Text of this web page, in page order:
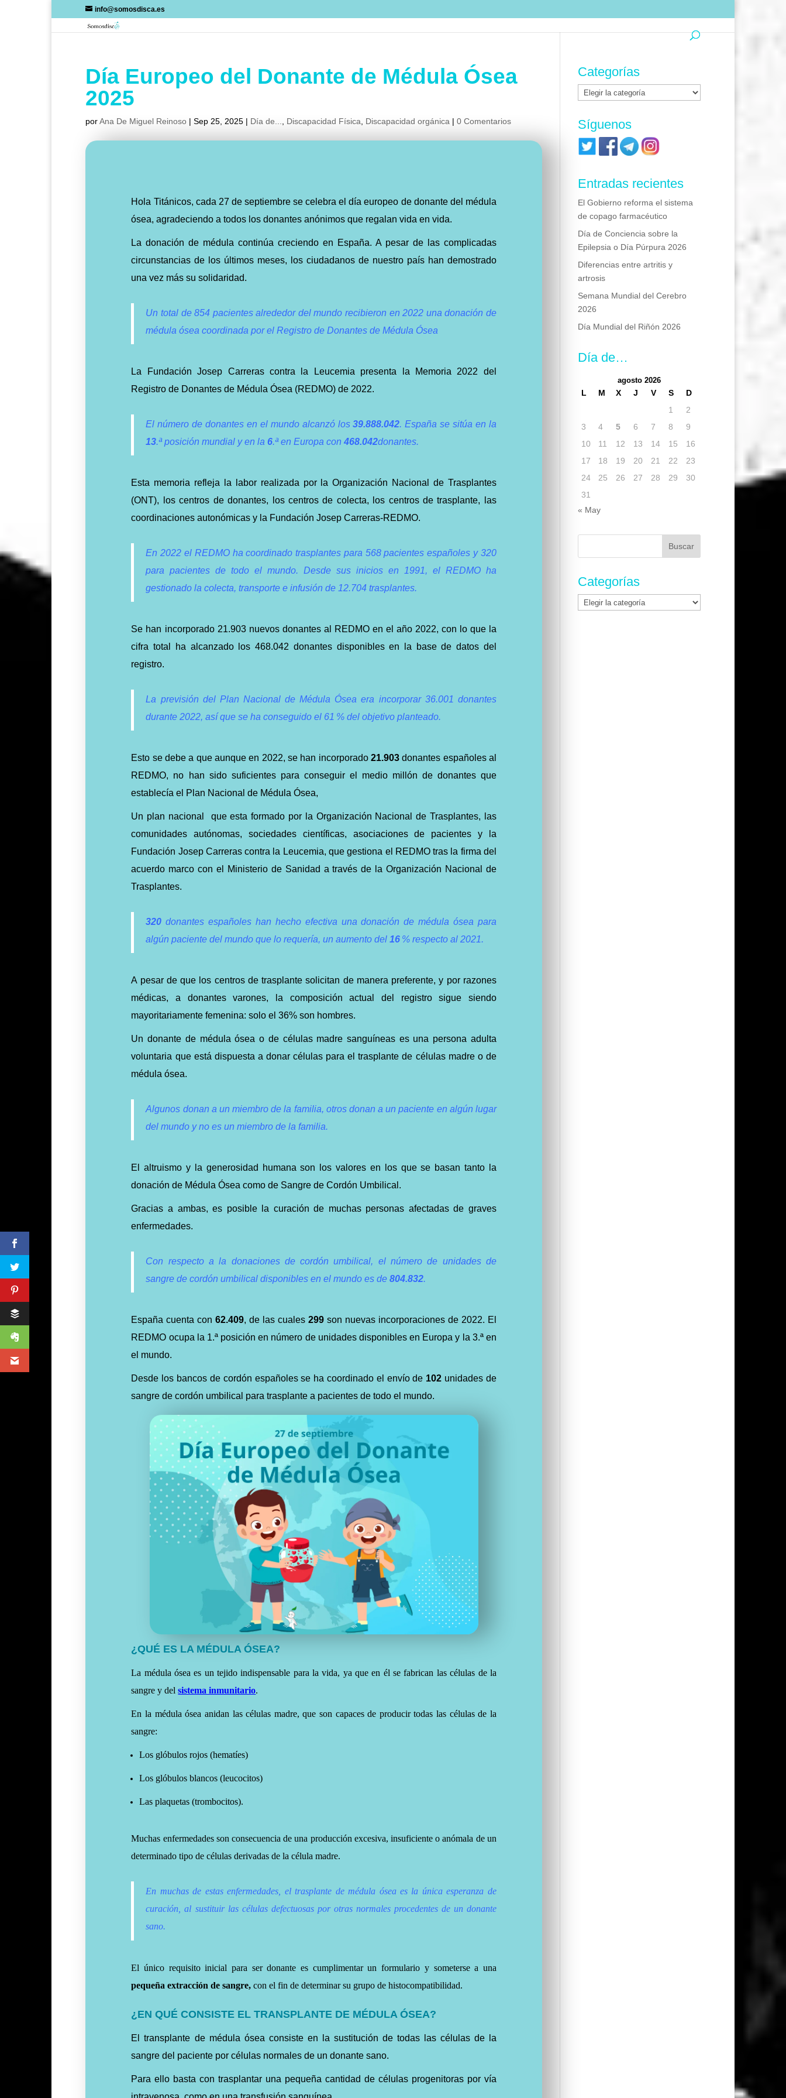
info@somosdisca.es
Día Europeo del Donante de Médula Ósea
2025
porAna De Miguel Reinoso |Sep 25, 2025 | Día de... Discapacidad Física Discapacidad orgánica |0 Comentarios
Hola Titánicos, cada 27 de septiembre se celebra el día europeo de donante del médula
ósea, agradeciendo a todos los donantes anónimos que regalan vida en vida.
La donación de médula continúa creciendo en España. A pesar de las complicadas
circunstancias de los últimos meses, los ciudadanos de nuestro país han demostrado
una vez más su solidaridad.
Un total de 854 pacientes alrededor del mundo recibieron en 2022 una donación de
médula ósea coordinada por el Registro de Donantes de Médula Ósea
La Fundación Josep Carreras contra la Leucemia presenta la Memoria 2022 del
Registro de Donantes de Médula Ósea (REDMO) de 2022.
El número de donantes en el mundo alcanzó los39.888.042. España se sitúa en la
13.ª posición mundial y en la6.ª en Europa con468.042donantes.
Esta memoria refleja la labor realizada por la Organización Nacional de Trasplantes
(ONT), los centros de donantes, los centros de colecta, los centros de trasplante, las
coordinaciones autonómicas y la Fundación Josep Carreras-REDMO.
En 2022 el REDMO ha coordinado trasplantes para 568 pacientes españoles y 320
para pacientes de todo el mundo. Desde sus inicios en 1991, el REDMO ha
gestionado la colecta, transporte e infusión de 12.704 trasplantes.
Se han incorporado 21.903 nuevos donantes al REDMO en el año 2022, con lo que la
cifra total ha alcanzado los 468.042 donantes disponibles en la base de datos del
registro.
La previsión del Plan Nacional de Médula Ósea era incorporar 36.001 donantes
durante 2022, así que se ha conseguido el 61 % del objetivo planteado.
Esto se debe a que aunque en 2022, se han incorporado 21.903donantes españoles al
REDMO, no han sido suficientes para conseguir el medio millón de donantes que
establecía el Plan Nacional de Médula Ósea,
Un plan nacional que esta formado por la Organización Nacional de Trasplantes, las
comunidades autónomas, sociedades científicas, asociaciones de pacientes y la
Fundación Josep Carreras contra la Leucemia, que gestiona el REDMO tras la firma del
acuerdo marco con el Ministerio de Sanidad a través de la Organización Nacional de
Trasplantes.
320 donantes españoles han hecho efectiva una donación de médula ósea para
algún paciente del mundo que lo requería, un aumento del16 % respecto al 2021.
A pesar de que los centros de trasplante solicitan de manera preferente, y por razones
médicas, a donantes varones, la composición actual del registro sigue siendo
mayoritariamente femenina: solo el 36% son hombres.
Un donante de médula ósea o de células madre sanguíneas es una persona adulta
voluntaria que está dispuesta a donar células para el trasplante de células madre o de
médula ósea.
Algunos donan a un miembro de la familia, otros donan a un paciente en algún lugar
del mundo y no es un miembro de la familia.
El altruismo y la generosidad humana son los valores en los que se basan tanto la
donación de Médula Ósea como de Sangre de Cordón Umbilical.
Gracias a ambas, es posible la curación de muchas personas afectadas de graves
enfermedades.
Con respecto a la donaciones de cordón umbilical, el número de unidades de
sangre de cordón umbilical disponibles en el mundo es de 804.832.
España cuenta con 62.409, de las cuales299 son nuevas incorporaciones de 2022. El
REDMO ocupa la 1.ª posición en número de unidades disponibles en Europa y la 3.ª en
el mundo.
Desde los bancos de cordón españoles se ha coordinado el envío de 102 unidades de
sangre de cordón umbilical para trasplante a pacientes de todo el mundo.
¿QUÉ ES LA MÉDULA ÓSEA?
La médula ósea es un tejido indispensable para la vida, ya que en él se fabrican las células de la
sangre y delsistema inmunitario.
En la médula ósea anidan las células madre, que son capaces de producir todas las células de la
sangre:
Los glóbulos rojos (hematíes)
Los glóbulos blancos (leucocitos)
Las plaquetas (trombocitos).
Muchas enfermedades son consecuencia de una producción excesiva, insuficiente o anómala de un
determinado tipo de células derivadas de la célula madre.
En muchas de estas enfermedades, el trasplante de médula ósea es la única esperanza de
curación, al sustituir las células defectuosas por otras normales procedentes de un donante
sano.
El único requisito inicial para ser donante es cumplimentar un formulario y someterse a una
pequeña extracción de sangre, con el fin de determinar su grupo de histocompatibilidad.
¿EN QUÉ CONSISTE EL TRANSPLANTE DE MÉDULA ÓSEA?
El transplante de médula ósea consiste en la sustitución de todas las células de la
sangre del paciente por células normales de un donante sano.
Para ello basta con trasplantar una pequeña cantidad de células progenitoras por vía
Categorías
Categorías
Síguenos
Entradas recientes
El Gobierno reforma el sistema
de copago farmacéutico
Día de Conciencia sobre la
Epilepsia o Día Púrpura 2026
Diferencias entre artritis y
artrosis
Semana Mundial del Cerebro
2026
Día Mundial del Riñón 2026
Día de…
agosto 2026
L M X J V S
D
1
2
3
4 5 6 7 8
9
10
11 12 13 14 15
16
17
18 19 20 21 22
23
24
25 26 27 28 29
30
31
« May
Buscar:
Categorías
Categorías